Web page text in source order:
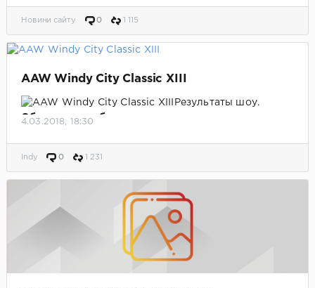
Новини сайту 0 1 115
AAW Windy City Classic XIII
Результаты шоу.
Обновлено, добавлено видео шоу
4.03.2018, 18:30
Indy 0 1 231